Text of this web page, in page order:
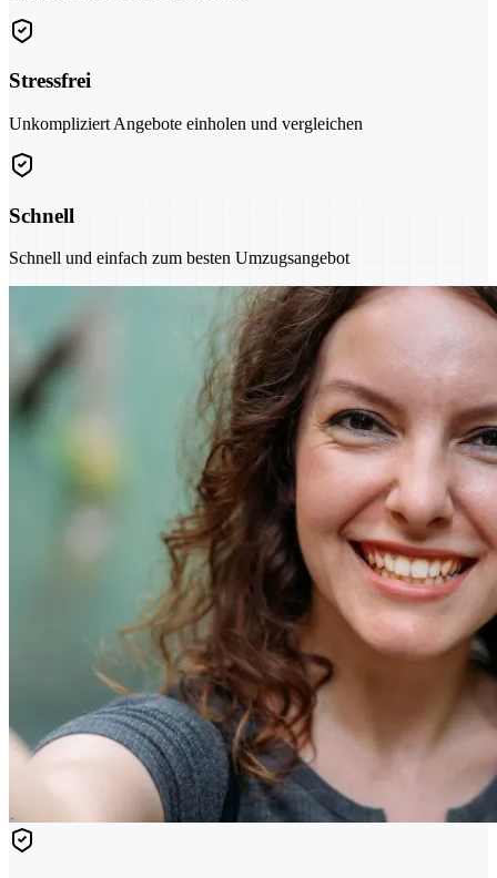
Stressfrei
Unkompliziert Angebote einholen und vergleichen
Schnell
Schnell und einfach zum besten Umzugsangebot